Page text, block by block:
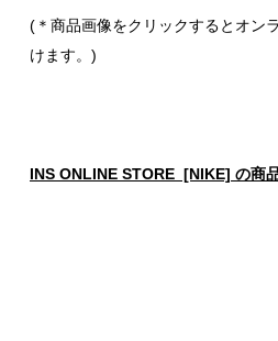
(＊商品画像をクリックするとオン
けます。)
INS ONLINE STORE [NIKE] の商